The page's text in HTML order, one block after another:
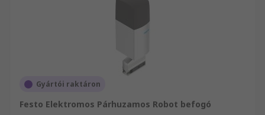
Gyártói raktáron
Festo Elektromos Párhuzamos Robot befogó